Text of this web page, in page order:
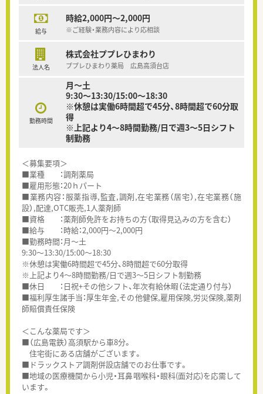
給与
時給2,000円～2,000円
※ご経験・業務内容により応相談
法人名
株式会社ププレひまわり
ププレひまわり薬局 広島高須台店
勤務時間
月～土
9:30～13:30/15:00～18:30
※休憩は実働6時間超で45分、8時間超で60分取
得
※上記より4～8時間勤務/日で週3～5日シフト
制勤務
＜募集要項＞
■業種 ：調剤薬局
■雇用形態：20ｈパート
■業務内容：服薬指導,監査,調剤,在宅業務（居宅）,在宅業務（施
設）,配達,OTC販売,1人薬剤師
■資格 ：薬剤師免許をお持ちの方（取得見込みの方を含む）
■給与 ：時給：2,000円～2,000円
■勤務時間：月～土
9:30～13:30/15:00～18:30
※休憩は実働6時間超で45分、8時間超で60分取得
※上記より4～8時間勤務/日で週3～5日シフト制勤務
■休日 ：日祝+その他シフト、年次有給休暇（法定通り付与）
■福利厚生諸手当：厚生年金,その他健保,雇用保険,労災保険,薬剤
師賠償責任保険
＜こんな薬局です＞
■（広島電鉄）高須駅から車8分。
住宅街にある店舗がございます。
■ドラックストア調剤併設店舗でのお仕事です。
■地域の医療機関から小児・耳鼻咽喉科・眼科(面対応)を応需して
います。